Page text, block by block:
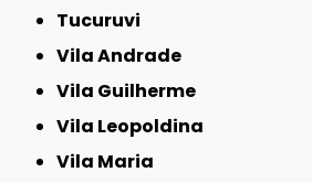
Tucuruvi
Vila Andrade
Vila Guilherme
Vila Leopoldina
Vila Maria